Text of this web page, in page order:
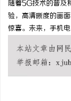
随着5G技术的普及
验，高清晰度的画
惊喜。未来，手机